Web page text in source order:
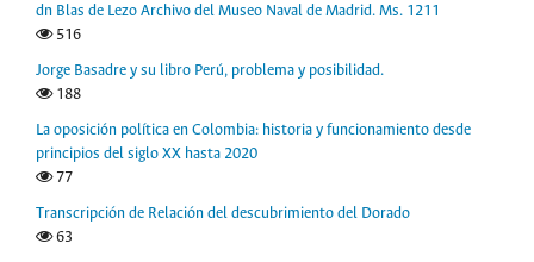
dn Blas de Lezo Archivo del Museo Naval de Madrid. Ms. 1211
516
Jorge Basadre y su libro Perú, problema y posibilidad.
188
La oposición política en Colombia: historia y funcionamiento desde
principios del siglo XX hasta 2020
77
Transcripción de Relación del descubrimiento del Dorado
63